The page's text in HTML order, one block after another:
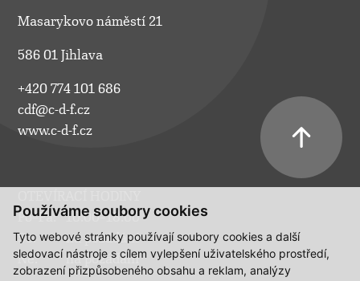
Používáme soubory cookies
Tyto webové stránky používají soubory cookies a další
sledovací nástroje s cílem vylepšení uživatelského prostředí,
zobrazení přizpůsobeného obsahu a reklam, analýzy
Masarykovo náměstí 21
586 01 Jihlava
+420 774 101 686
cdf@c-d-f.cz
www.c-d-f.cz
Po–Pá:
10.00–18.00
So:
na požádání
Ne:
na požádání